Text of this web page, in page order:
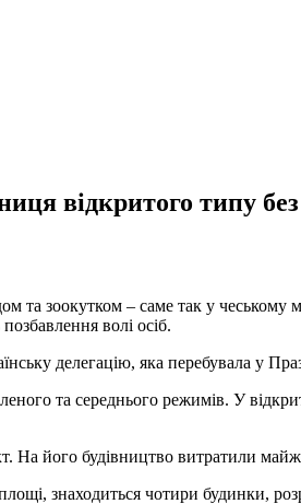
відкритого типу
та зоокутком – саме так у
волі осіб.
делегацію, яка перебувала у
та середнього режимів. У
На його будівництво витратили
знаходиться чотири будинки,